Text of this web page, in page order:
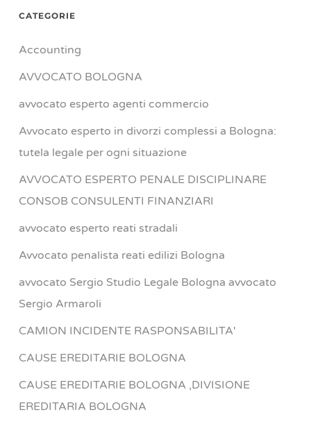
CATEGORIE
Accounting
AVVOCATO BOLOGNA
avvocato esperto agenti commercio
Avvocato esperto in divorzi complessi a Bologna:
tutela legale per ogni situazione
AVVOCATO ESPERTO PENALE DISCIPLINARE
CONSOB CONSULENTI FINANZIARI
avvocato esperto reati stradali
Avvocato penalista reati edilizi Bologna
avvocato Sergio Studio Legale Bologna avvocato
Sergio Armaroli
CAMION INCIDENTE RASPONSABILITA'
CAUSE EREDITARIE BOLOGNA
CAUSE EREDITARIE BOLOGNA ,DIVISIONE
EREDITARIA BOLOGNA